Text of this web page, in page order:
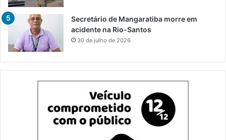
Secretário de Mangaratiba morre em
acidente na Rio-Santos
30 de julho de 2026